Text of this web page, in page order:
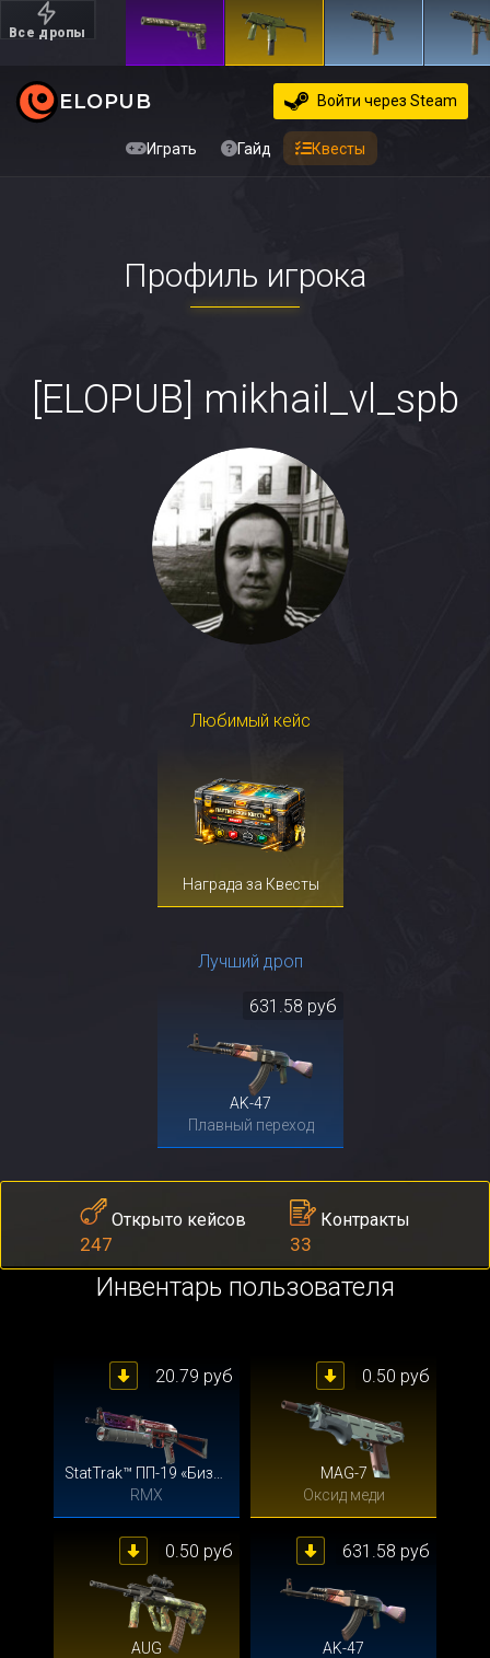
Все дропы
Дорогие
ELOPUB
Играть Гайд Квесты
Войти через Steam
Профиль игрока
[ELOPUB] mikhail_vl_spb
Любимый кейс
Награда за Квесты
Лучший дроп
AK-47
Плавный переход
631.58 руб
Открыто кейсов
247
Контракты
33
Инвентарь пользователя
RMX
20.79 руб
MAG-7
Оксид меди
0.50 руб
AUG
0.50 руб
AK-47
631.58 руб